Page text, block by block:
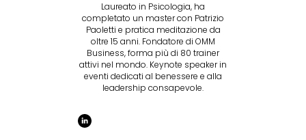
Laureato in Psicologia, ha
completato un master con Patrizio
Paoletti e pratica meditazione da
oltre 15 anni. Fondatore di OMM
Business, forma più di 80 trainer
attivi nel mondo. Keynote speaker in
eventi dedicati al benessere e alla
leadership consapevole.